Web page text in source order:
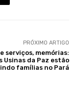
PRÓXIMO ARTIGO
serviços, memórias:
Usinas da Paz estão
famílias no Pará